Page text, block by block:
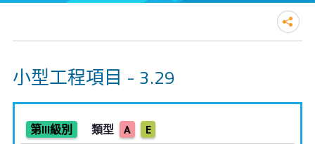
小型工程項目 - 3.29
第III級別 類型 A E